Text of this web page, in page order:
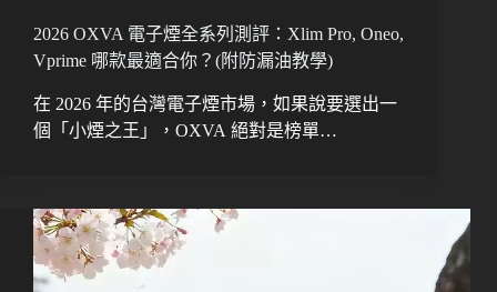
2026 OXVA 電子煙全系列測評：Xlim Pro, Oneo,
Vprime 哪款最適合你？(附防漏油教學)
在 2026 年的台灣電子煙市場，如果說要選出一
個「小煙之王」，OXVA 絕對是榜單…